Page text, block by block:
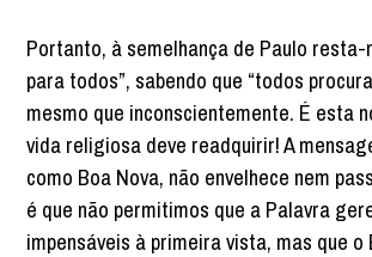
Portanto, à semelhança de Paulo resta-
para todos”, sabendo que “todos
mesmo que inconscientemente. É esta
vida religiosa deve readquirir! A
como Boa Nova, não envelhece nem
é que não permitimos que a Palavra
impensáveis à primeira vista, mas que